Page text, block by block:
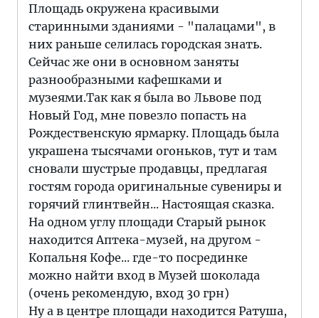
Площадь окружена красивыми
старинными зданиями - "палацами", в
них раньше селилась городская знать.
Сейчас же они в основном заняты
разнообразными кафешками и
музеями.Так как я была во Львове под
Новый Год, мне повезло попасть на
Рождественскую ярмарку. Площадь была
украшена тысячами огоньков, тут и там
сновали шустрые продавцы, предлагая
гостям города оригинальные сувениры и
горячий глинтвейн... Настоящая сказка.
На одном углу площади Старый рынок
находится Аптека-музей, на другом -
Копальня Кофе... где-то посрединке
можно найти вход в Музей шоколада
(очень рекомендую, вход 30 грн)
Ну а в центре площади находится Ратуша,